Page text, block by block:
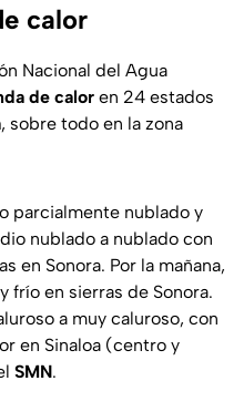
calor
Nacional del Agua
de calor en 24 estados
, sobre todo en la zona
parcialmente nublado y
nublado a nublado con
en Sonora. Por la mañana,
frío en sierras de Sonora.
a muy caluroso, con
en Sinaloa (centro y
SMN.